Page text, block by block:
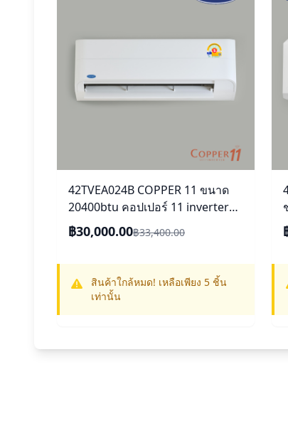
42TVEA024B COPPER 11 ขนาด
20400btu คอปเปอร์ 11 inverter
Wifi TVEA รุ่นใหม่ 2568
฿30,000.00฿33,400.00
สินค้าใกล้หมด! เหลือเพียง 5 ชิ้น
เท่านั้น